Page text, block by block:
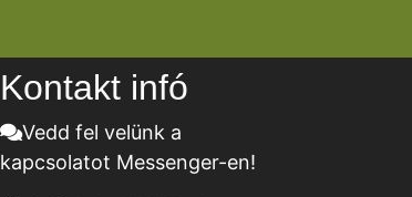
Kontakt infó
Vedd fel velünk a
kapcsolatot Messenger-en!